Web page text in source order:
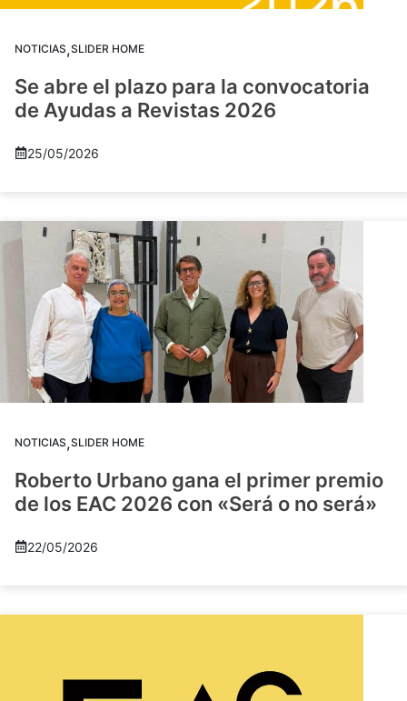
NOTICIAS,SLIDER HOME
Se abre el plazo para la convocatoria
de Ayudas a Revistas 2026
25/05/2026
NOTICIAS,SLIDER HOME
Roberto Urbano gana el primer premio
de los EAC 2026 con «Será o no será»
22/05/2026